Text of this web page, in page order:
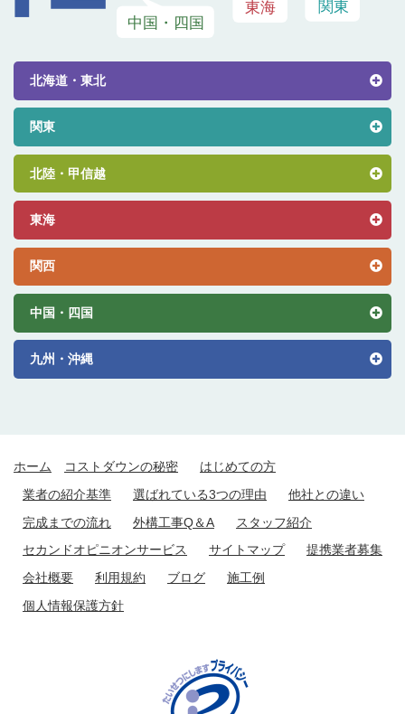
北海道・東北
関東
北陸・甲信越
東海
関西
中国・四国
九州・沖縄
ホーム コストダウンの秘密
はじめての方
業者の紹介基準
選ばれている3つの理由
他社との違い
完成までの流れ
外構工事Q＆A
スタッフ紹介
セカンドオピニオンサービス
サイトマップ
提携業者募集
会社概要
利用規約 ブログ
施工例
個人情報保護方針